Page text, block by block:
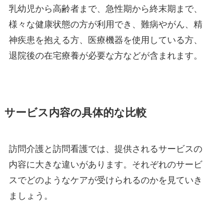
乳幼児から高齢者まで、急性期から終末期まで、
様々な健康状態の方が利用でき、難病やがん、精
神疾患を抱える方、医療機器を使用している方、
退院後の在宅療養が必要な方などが含まれます。
サービス内容の具体的な比較
訪問介護と訪問看護では、提供されるサービスの
内容に大きな違いがあります。それぞれのサービ
スでどのようなケアが受けられるのかを見ていき
ましょう。